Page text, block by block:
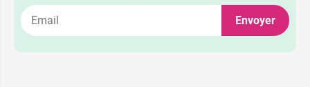
Envoyer